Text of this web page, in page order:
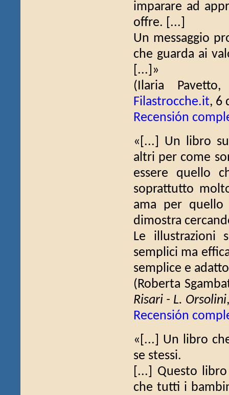
imparare ad
offre. [...]
Un messaggio
che guarda ai
[...]»
(Ilaria
Filastrocche.it, 6
Recensión
«[...] Un libro
altri per come
essere quello
soprattutto
ama per
dimostra
Le illustrazioni
semplici ma
semplice e
(Roberta
Risari - L. Orsolini
Recensión
«[...] Un libro
se stessi.
[...] Questo
che tutti i